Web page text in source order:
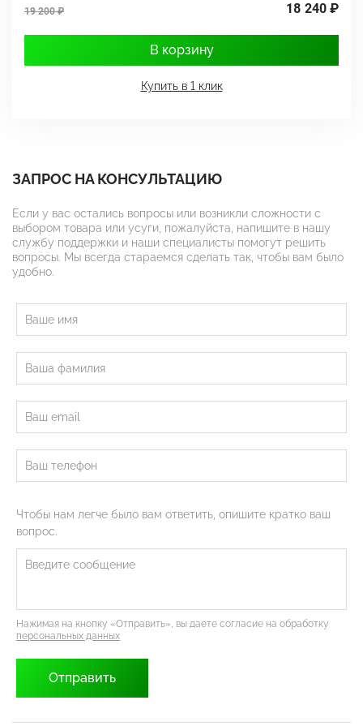
19 200 ₽ 18 240 ₽
В корзину
Купить в 1 клик
ЗАПРОС НА КОНСУЛЬТАЦИЮ
Если у вас остались вопросы или возникли сложности с
выбором товара или усуги, пожалуйста, напишите в нашу
службу поддержки и наши специалисты помогут решить
вопросы. Мы всегда стараемся сделать так, чтобы вам было
удобно.
Чтобы нам легче было вам ответить, опишите кратко ваш
вопрос.
Нажимая на кнопку «Отправить», вы даете согласие на обработку
персональных данных